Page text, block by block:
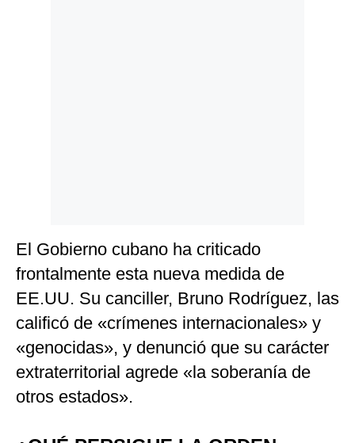
El Gobierno cubano ha criticado
frontalmente esta nueva medida de
EE.UU. Su canciller, Bruno Rodríguez, las
calificó de «crímenes internacionales» y
«genocidas», y denunció que su carácter
extraterritorial agrede «la soberanía de
otros estados».